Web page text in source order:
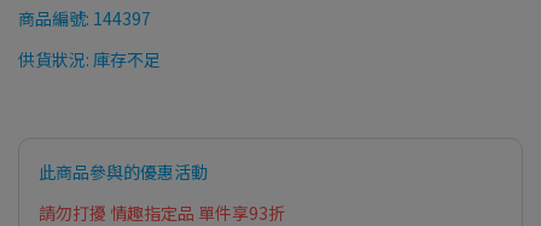
商品編號: 144397
供貨狀況: 庫存不足
此商品參與的優惠活動
請勿打擾 情趣指定品 單件享93折